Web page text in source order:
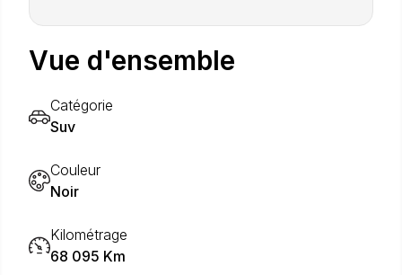
Vue d'ensemble
Catégorie
Suv
Couleur
Noir
Kilométrage
68 095 Km